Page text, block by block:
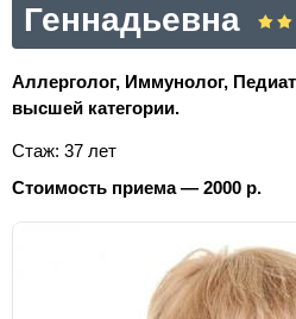
Геннадьевна
Аллерголог, Иммунолог,
высшей категории.
Стаж: 37 лет
Стоимость приема — 2000 р.